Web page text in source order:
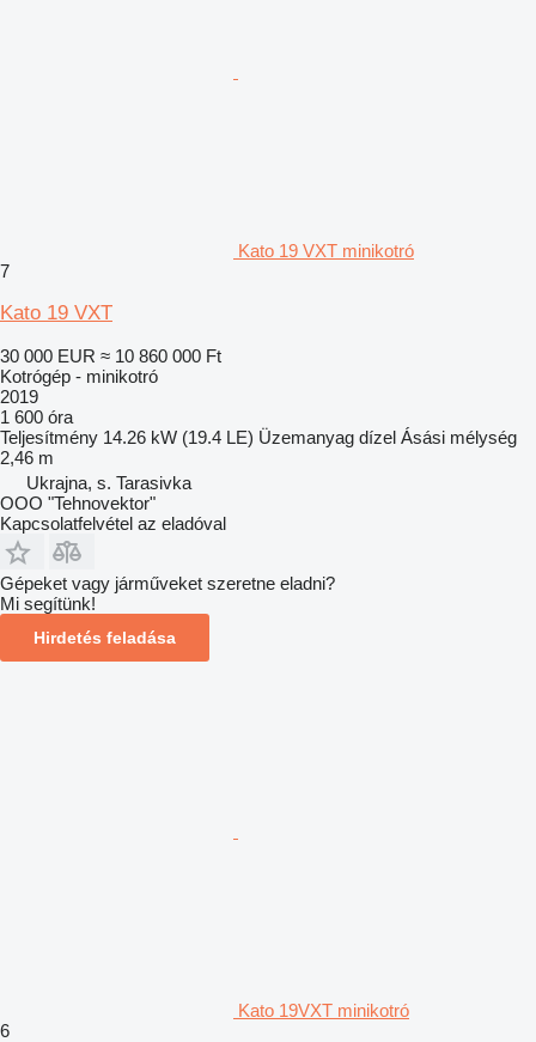
Kato 19 VXT minikotró
7
Kato 19 VXT
30 000 EUR ≈ 10 860 000 Ft
Kotrógép - minikotró
2019
1 600 óra
Teljesítmény 14.26 kW (19.4 LE) Üzemanyag dízel Ásási mélység
2,46 m
Ukrajna, s. Tarasivka
OOO "Tehnovektor"
Kapcsolatfelvétel az eladóval
Gépeket vagy járműveket szeretne eladni?
Mi segítünk!
Hirdetés feladása
Kato 19VXT minikotró
6